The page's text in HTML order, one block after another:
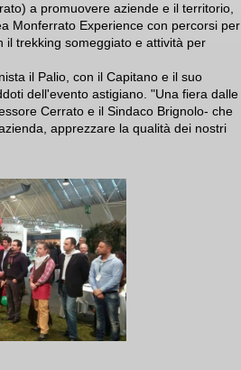
a promuovere aziende e il territorio,
Monferrato Experience con percorsi per
trekking someggiato e attività per
il Palio, con il Capitano e il suo
dell'evento astigiano. "Una fiera dalle
Cerrato e il Sindaco Brignolo- che
apprezzare la qualità dei nostri